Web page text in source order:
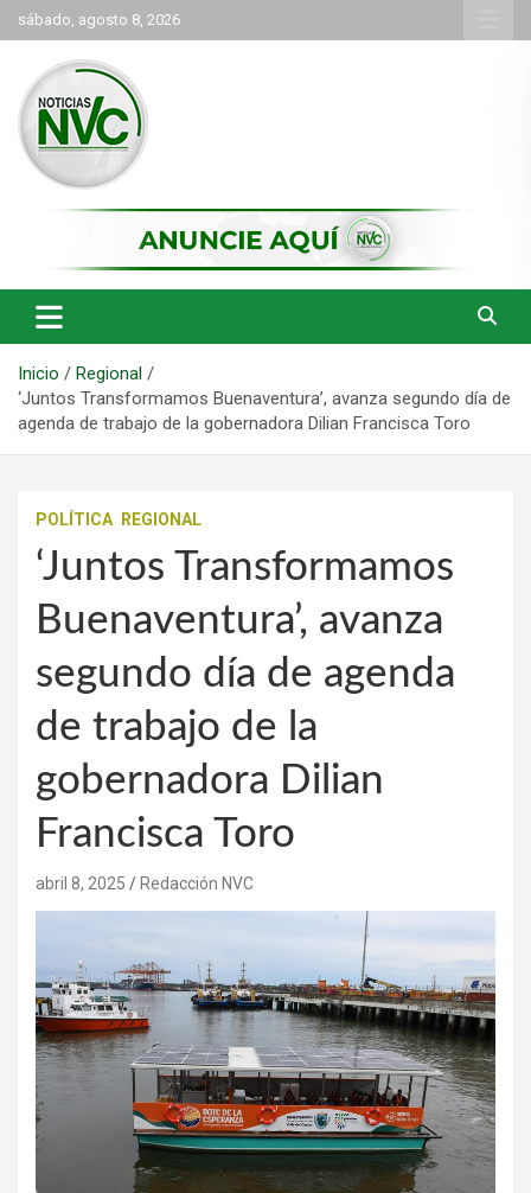
Saltar
al
contenido
sábado, agosto 8, 2026
NVC Noticias
Inicio
Regional
‘Juntos Transformamos Buenaventura’, avanza segundo día de
agenda de trabajo de la gobernadora Dilian Francisca Toro
POLÍTICA REGIONAL
‘Juntos Transformamos
Buenaventura’, avanza
segundo día de agenda
de trabajo de la
gobernadora Dilian
Francisca Toro
abril 8, 2025 Redacción NVC